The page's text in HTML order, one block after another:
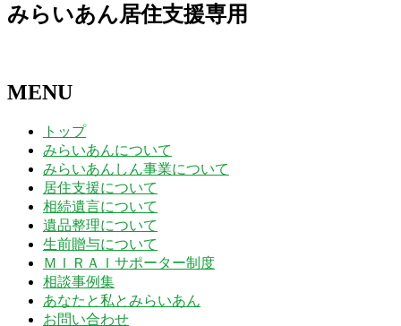
みらいあん居住支援専用
MENU
トップ
みらいあんについて
みらいあんしん事業について
居住支援について
相続遺言について
遺品整理について
生前贈与について
ＭＩＲＡＩサポーター制度
相談事例集
あなたと私とみらいあん
お問い合わせ